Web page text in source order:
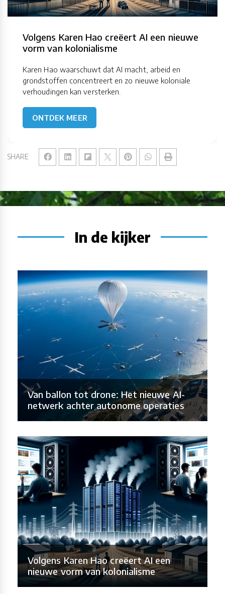
SHARE
Volgens Karen Hao creëert AI een nieuwe
vorm van kolonialisme
Karen Hao waarschuwt dat AI macht, arbeid en
grondstoffen concentreert en zo nieuwe koloniale
verhoudingen kan versterken.
ONTDEK MEER
In de kijker
Van ballon tot drone: Het nieuwe AI-
netwerk achter autonome operaties
Volgens Karen Hao creëert AI een
nieuwe vorm van kolonialisme